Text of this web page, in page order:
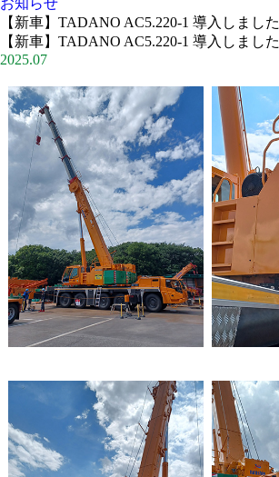
お知らせ
【新車】TADANO AC5.220-1 導入しました
【新車】TADANO AC5.220-1 導入しました
2025.07